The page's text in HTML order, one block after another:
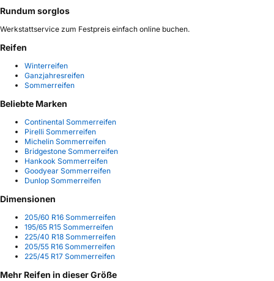
Rundum sorglos
Werkstattservice zum Festpreis einfach online buchen.
Reifen
Winterreifen
Ganzjahresreifen
Sommerreifen
Beliebte Marken
Continental Sommerreifen
Pirelli Sommerreifen
Michelin Sommerreifen
Bridgestone Sommerreifen
Hankook Sommerreifen
Goodyear Sommerreifen
Dunlop Sommerreifen
Dimensionen
205/60 R16 Sommerreifen
195/65 R15 Sommerreifen
225/40 R18 Sommerreifen
205/55 R16 Sommerreifen
225/45 R17 Sommerreifen
Mehr Reifen in dieser Größe